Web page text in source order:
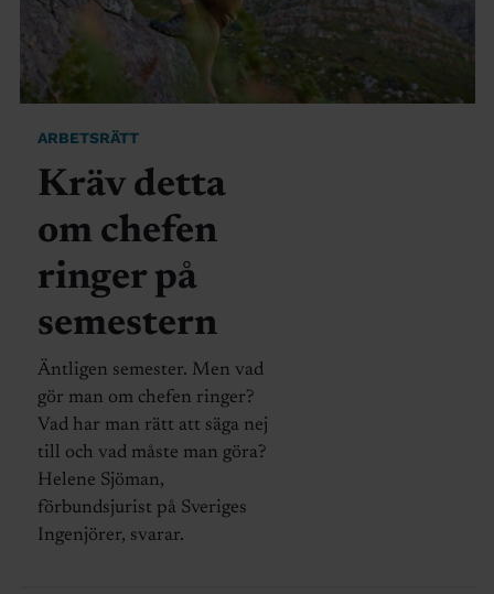
ARBETSRÄTT
Kräv detta
om chefen
ringer på
semestern
Äntligen semester. Men vad
gör man om chefen ringer?
Vad har man rätt att säga nej
till och vad måste man göra?
Helene Sjöman,
förbundsjurist på Sveriges
Ingenjörer, svarar.